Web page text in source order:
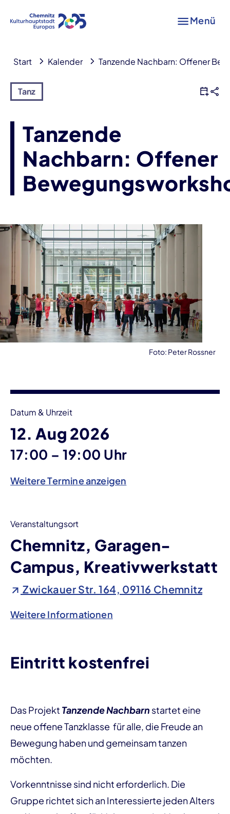
Menü
Start Kalender Tanzende Nachbarn: Offener
Tanz
Tanzende
Nachbarn: Offener
Foto: Peter Rossner
Datum & Uhrzeit
12. Aug 2026
17:00 – bis
19:00 Uhr
Weitere Termine anzeigen
Veranstaltungsort
Chemnitz, Garagen-
Campus, Kreativwerkstatt
Zwickauer Str. 164, 09116 Chemnitz
Weitere Informationen
Eintritt kostenfrei
Das Projekt Tanzende Nachbarn startet eine
neue offene Tanzklasse für alle, die Freude an
Bewegung haben und gemeinsam tanzen
möchten.
Vorkenntnisse sind nicht erforderlich. Die
Gruppe richtet sich an Interessierte jeden Alters